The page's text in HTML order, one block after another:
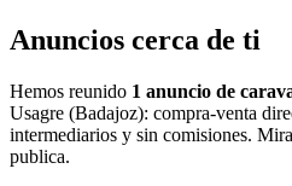
Anuncios cerca de ti
Hemos reunido 1 anuncio de
Usagre (Badajoz): compra-venta
intermediarios y sin comisiones.
publica.